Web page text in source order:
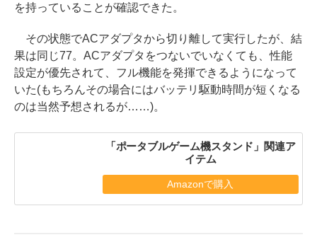
を持っていることが確認できた。
その状態でACアダプタから切り離して実行したが、結
果は同じ77。ACアダプタをつないでいなくても、性能
設定が優先されて、フル機能を発揮できるようになって
いた(もちろんその場合にはバッテリ駆動時間が短くなる
のは当然予想されるが……)。
「ポータブルゲーム機スタンド」関連ア
イテム
Amazonで購入